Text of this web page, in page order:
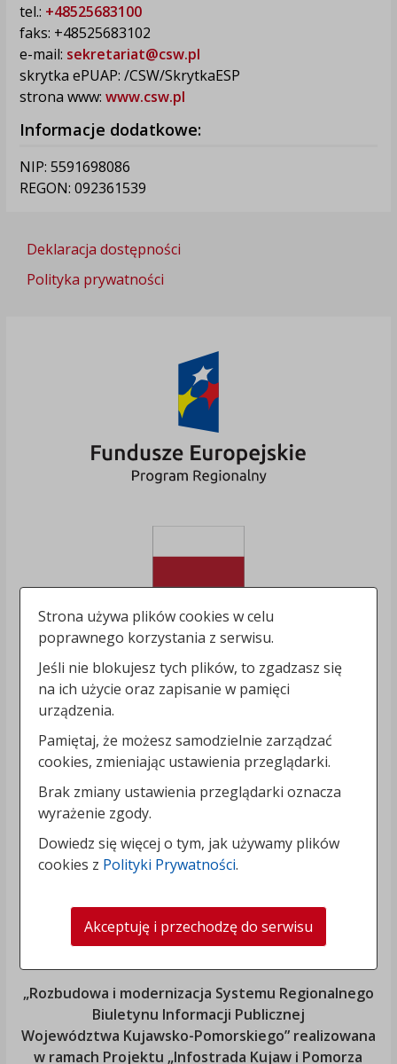
tel.: +48525683100
faks: +48525683102
e-mail: sekretariat@csw.pl
skrytka ePUAP: /CSW/SkrytkaESP
strona www: www.csw.pl
Informacje dodatkowe:
NIP: 5591698086
REGON: 092361539
Deklaracja dostępności
Polityka prywatności
„Rozbudowa i modernizacja Systemu Regionalnego
Biuletynu Informacji Publicznej
Województwa Kujawsko-Pomorskiego” realizowana
w ramach Projektu „Infostrada Kujaw i Pomorza
Strona używa plików cookies w celu
poprawnego korzystania z serwisu.
Jeśli nie blokujesz tych plików, to zgadzasz się
na ich użycie oraz zapisanie w pamięci
urządzenia.
Pamiętaj, że możesz samodzielnie zarządzać
cookies, zmieniając ustawienia przeglądarki.
Brak zmiany ustawienia przeglądarki oznacza
wyrażenie zgody.
Dowiedz się więcej o tym, jak używamy plików
cookies z Polityki Prywatności.
Akceptuję i przechodzę do serwisu